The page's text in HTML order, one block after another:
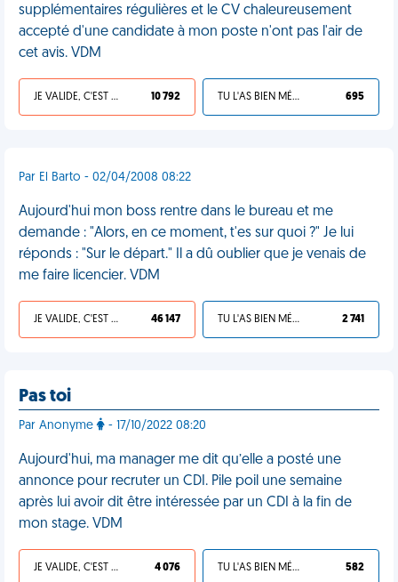
supplémentaires régulières et le CV chaleureusement
accepté d'une candidate à mon poste n'ont pas l'air de
cet avis. VDM
JE VALIDE, C'EST UNE VDM 10 792 TU L'AS BIEN MÉRITÉ 695
Par El Barto - 02/04/2008 08:22
Aujourd'hui mon boss rentre dans le bureau et me
demande : "Alors, en ce moment, t'es sur quoi ?" Je lui
réponds : "Sur le départ." Il a dû oublier que je venais de
me faire licencier. VDM
JE VALIDE, C'EST UNE VDM 46 147 TU L'AS BIEN MÉRITÉ 2 741
Pas toi
Par Anonyme - 17/10/2022 08:20
Aujourd'hui, ma manager me dit qu’elle a posté une
annonce pour recruter un CDI. Pile poil une semaine
après lui avoir dit être intéressée par un CDI à la fin de
mon stage. VDM
JE VALIDE, C'EST UNE VDM 4 076 TU L'AS BIEN MÉRITÉ 582